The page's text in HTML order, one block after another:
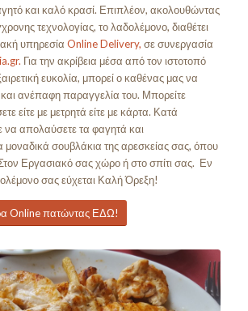
και καλό κρασί. Επιπλέον, ακολουθώντας
τεχνολογίας, το λαδολέμονο, διαθέτει
υπηρεσία Online Delivery, σε συνεργασία
Για την ακρίβεια μέσα από τον ιστοτοπό
ευκολία, μπορεί ο καθένας μας να
ανέπαφη παραγγελία του. Μπορείτε
είτε με μετρητά είτε με κάρτα. Κατά
να απολαύσετε τα φαγητά και
μοναδικά σουβλάκια της αρεσκείας σας, όπου
Εργασιακό σας χώρο ή στο σπίτι σας. Εν
σας εύχεται Καλή Όρεξη!
Online πατώντας ΕΔΩ!